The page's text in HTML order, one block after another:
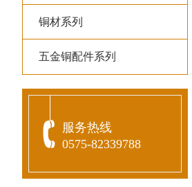
铜材系列
五金铜配件系列
服务热线
0575-82339788